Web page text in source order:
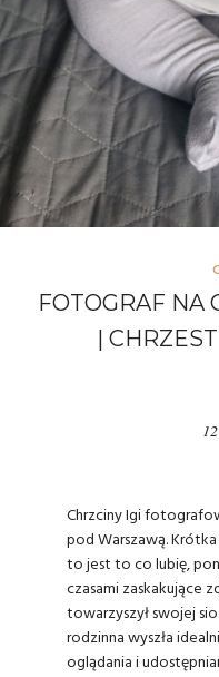
FOTOGRAF NA
|
Chrzciny Igi
pod Warszawą.
to jest to co lubię,
czasami zaskakujące
towarzyszył swojej
rodzinna wyszła
oglądania i